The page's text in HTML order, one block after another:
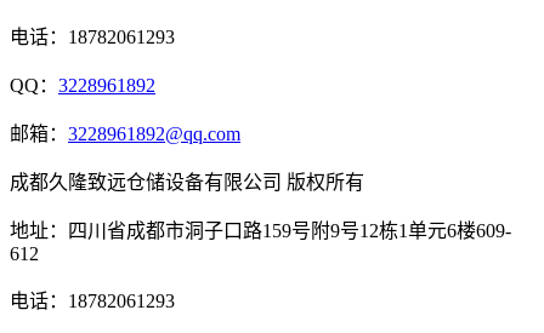
电话：18782061293
QQ： 3228961892
邮箱： 3228961892@qq.com
成都久隆致远仓储设备有限公司 版权所有
地址：四川省成都市洞子口路159号附9号12栋1单元6楼609-
612
电话：18782061293